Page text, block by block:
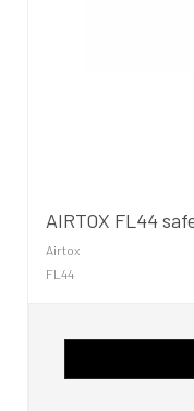
AIRTOX FL44
Airtox
FL44